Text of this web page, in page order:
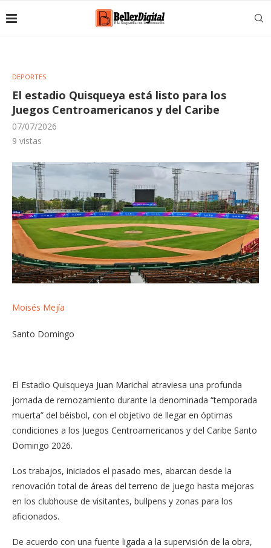
DEPORTES
El estadio Quisqueya está listo para los
Juegos Centroamericanos y del Caribe
07/07/2026
9 vistas
Moisés Mejía
Santo Domingo
El Estadio Quisqueya Juan Marichal atraviesa una profunda
jornada de remozamiento durante la denominada “temporada
muerta” del béisbol, con el objetivo de llegar en óptimas
condiciones a los Juegos Centroamericanos y del Caribe Santo
Domingo 2026.
Los trabajos, iniciados el pasado mes, abarcan desde la
renovación total de áreas del terreno de juego hasta mejoras
en los clubhouse de visitantes, bullpens y zonas para los
aficionados.
De acuerdo con una fuente ligada a la supervisión de la obra,